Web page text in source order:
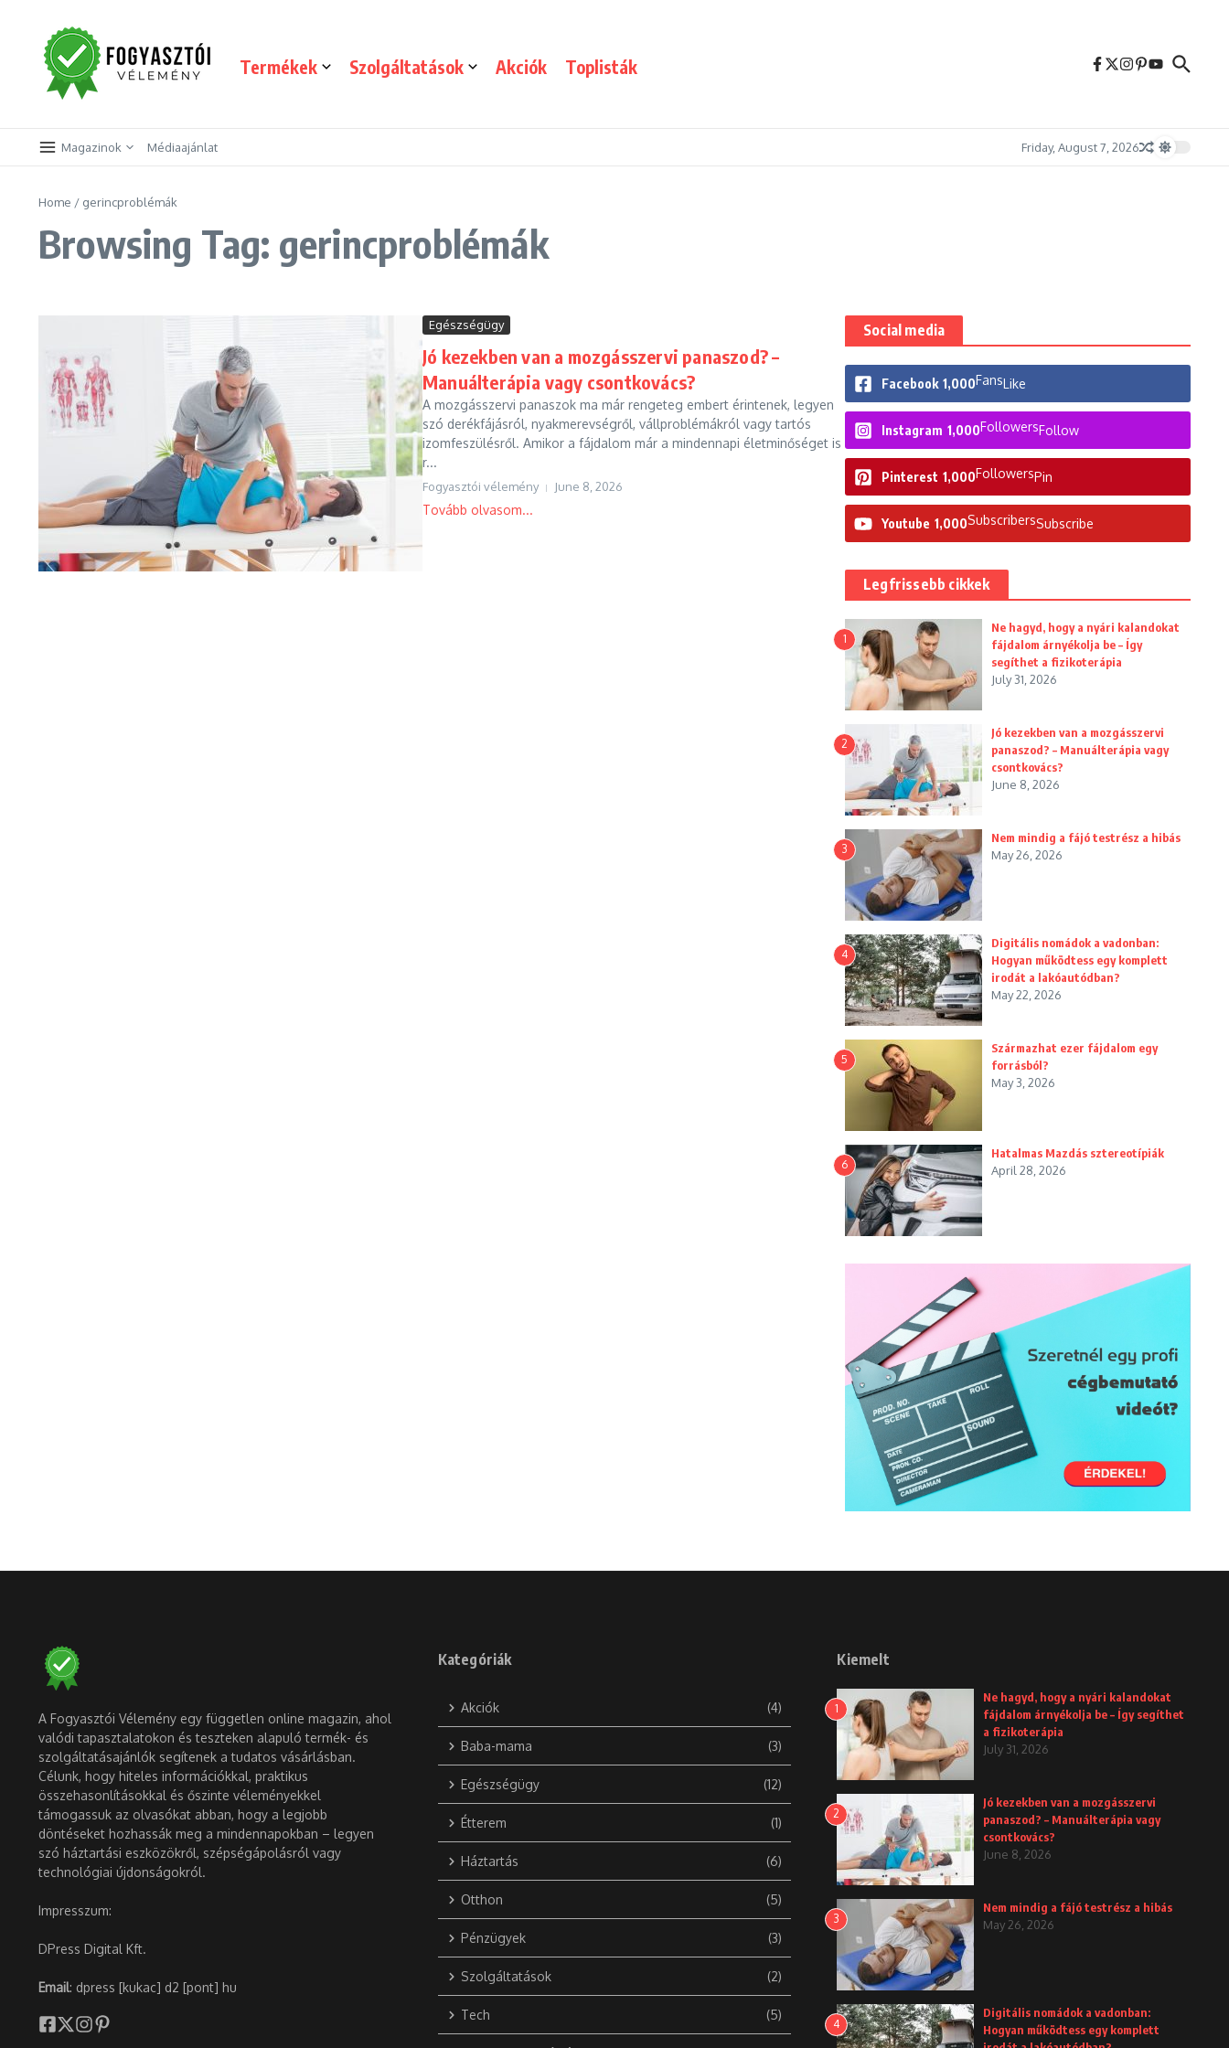
Termékek Szolgáltatások Akciók Toplisták
Magazinok Médiaajánlat Friday, August 7, 2026
Home / gerincproblémák
Browsing Tag: gerincproblémák
Egészségügy
Jó kezekben van a mozgásszervi panaszod? –
Manuálterápia vagy csontkovács?
A mozgásszervi panaszok ma már rengeteg embert érintenek, legyen
szó derékfájásról, nyakmerevségről, vállproblémákról vagy tartós
izomfeszülésről. Amikor a fájdalom már a mindennapi életminőséget is
r...
Fogyasztói vélemény June 8, 2026
Tovább olvasom...
Social media
Facebook 1,000FansLike
Instagram 1,000FollowersFollow
Pinterest 1,000FollowersPin
Youtube 1,000SubscribersSubscribe
Legfrissebb cikkek
1
Ne hagyd, hogy a nyári kalandokat
fájdalom árnyékolja be – Így
segíthet a fizikoterápia
July 31, 2026
2
Jó kezekben van a mozgásszervi
panaszod? – Manuálterápia vagy
csontkovács?
June 8, 2026
3
Nem mindig a fájó testrész a hibás
May 26, 2026
4
Digitális nomádok a vadonban:
Hogyan működtess egy komplett
irodát a lakóautódban?
May 22, 2026
5
Származhat ezer fájdalom egy
forrásból?
May 3, 2026
6
Hatalmas Mazdás sztereotípiák
April 28, 2026
A Fogyasztói Vélemény egy független online magazin, ahol
valódi tapasztalatokon és teszteken alapuló termék- és
szolgáltatásajánlók segítenek a tudatos vásárlásban.
Célunk, hogy hiteles információkkal, praktikus
összehasonlításokkal és őszinte véleményekkel
támogassuk az olvasókat abban, hogy a legjobb
döntéseket hozhassák meg a mindennapokban – legyen
szó háztartási eszközökről, szépségápolásról vagy
technológiai újdonságokról.
Impresszum:
DPress Digital Kft.
Email: dpress [kukac] d2 [pont] hu
Kategóriák
Akciók (4)
Baba-mama (3)
Egészségügy (12)
Étterem (1)
Háztartás (6)
Otthon (5)
Pénzügyek (3)
Szolgáltatások (2)
Tech (5)
Kiemelt
1
Ne hagyd, hogy a nyári kalandokat
fájdalom árnyékolja be – Így segíthet
a fizikoterápia
July 31, 2026
2
Jó kezekben van a mozgásszervi
panaszod? – Manuálterápia vagy
csontkovács?
June 8, 2026
3
Nem mindig a fájó testrész a hibás
May 26, 2026
4
Digitális nomádok a vadonban:
Hogyan működtess egy komplett